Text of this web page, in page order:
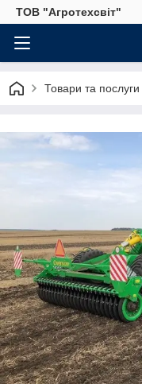
ТОВ "Агротехсвіт"
Товари та послуги